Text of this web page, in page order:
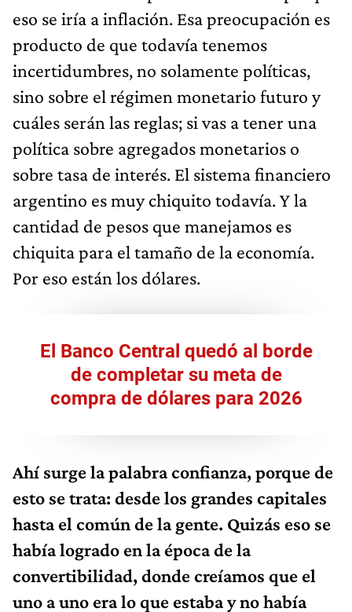
eso se iría a inflación. Esa preocupación es
producto de que todavía tenemos
incertidumbres, no solamente políticas,
sino sobre el régimen monetario futuro y
cuáles serán las reglas; si vas a tener una
política sobre agregados monetarios o
sobre tasa de interés. El sistema financiero
argentino es muy chiquito todavía. Y la
cantidad de pesos que manejamos es
chiquita para el tamaño de la economía.
Por eso están los dólares.
El Banco Central quedó al borde
de completar su meta de
compra de dólares para 2026
Ahí surge la palabra confianza, porque de
esto se trata: desde los grandes capitales
hasta el común de la gente. Quizás eso se
había logrado en la época de la
convertibilidad, donde creíamos que el
uno a uno era lo que estaba y no había